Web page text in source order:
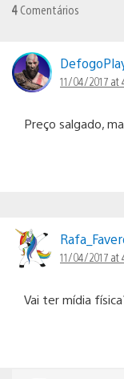
4 Comentários
11/04/2017 at
Preço salgado,
11/04/2017 at
Vai ter mídia